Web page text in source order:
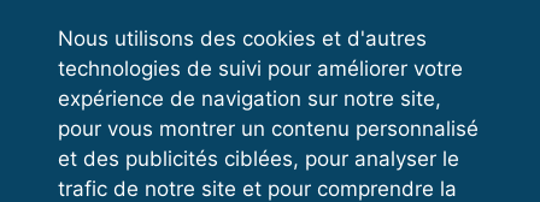
Nous utilisons des cookies et d'autres
technologies de suivi pour améliorer votre
expérience de navigation sur notre site,
pour vous montrer un contenu personnalisé
et des publicités ciblées, pour analyser le
trafic de notre site et pour comprendre la
VOS ESPACES
Espace dirigeant
Espace licencié